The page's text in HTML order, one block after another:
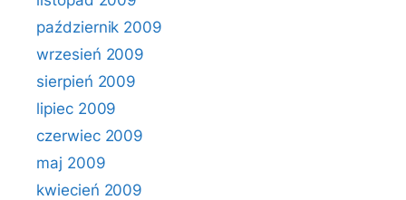
październik 2009
wrzesień 2009
sierpień 2009
lipiec 2009
czerwiec 2009
maj 2009
kwiecień 2009